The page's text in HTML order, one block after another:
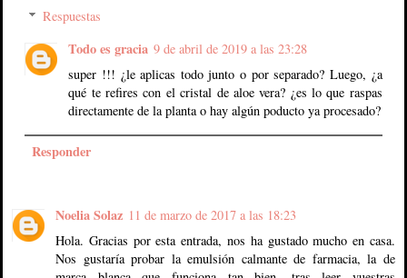
Respuestas
Todo es gracia 9 de abril de 2019 a las 23:28
super !!! ¿le aplicas todo junto o por separado? Luego, ¿a
qué te refires con el cristal de aloe vera? ¿es lo que raspas
directamente de la planta o hay algún poducto ya procesado?
Responder
Noelia Solaz 11 de marzo de 2017 a las 18:23
Hola. Gracias por esta entrada, nos ha gustado mucho en casa.
Nos gustaría probar la emulsión calmante de farmacia, la de